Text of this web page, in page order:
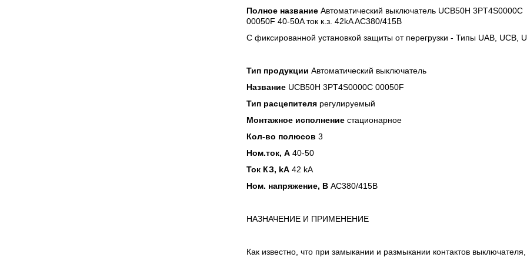
Полное названиеАвтоматический выключатель UCB50H 3PT4S0000C
00050F 40-50A ток к.з. 42kA AC380/415В
С фиксированной установкой защиты от перегрузки - Типы UAB, UCB,
Тип продукции Автоматический выключатель
Название UCB50H 3PT4S0000C 00050F
Тип расцепителя регулируемый
Монтажное исполнение стационарное
Кол-во полюсов 3
Ном.ток, А 40-50
Ток КЗ, kA 42 kA
Ном. напряжение, В AC380/415В
НАЗНАЧЕНИЕ И ПРИМЕНЕНИЕ
Как известно, что при замыкании и размыкании контактов выключателя,